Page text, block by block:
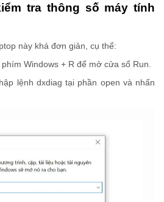
tra thông số máy tính
này khá đơn giản, cụ thể:
Windows + R để mở cửa sổ Run.
lệnh dxdiag tại phần open và nhấn